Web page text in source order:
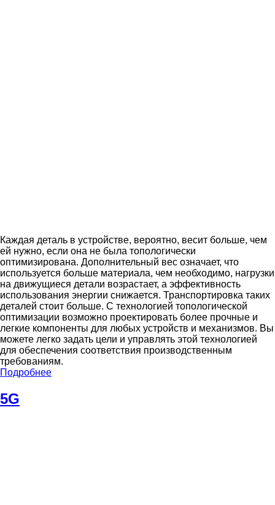
Каждая деталь в устройстве, вероятно, весит больше, чем
ей нужно, если она не была топологически
оптимизирована. Дополнительный вес означает, что
используется больше материала, чем необходимо, нагрузки
на движущиеся детали возрастает, а эффективность
использования энергии снижается. Транспортировка таких
деталей стоит больше. С технологией топологической
оптимизации возможно проектировать более прочные и
легкие компоненты для любых устройств и механизмов. Вы
можете легко задать цели и управлять этой технологией
для обеспечения соответствия производственным
требованиям.
Подробнее
5G